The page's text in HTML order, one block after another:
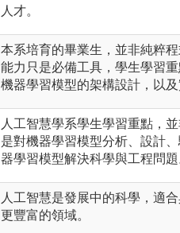
人才。
本系培育的畢業生，並非純粹
能力只是必備工具，學生學習
機器學習模型的架構設計，以及
人工智慧學系學生學習重點，
是對機器學習模型分析、設計
器學習模型解決科學與工程問題
人工智慧是發展中的科學，適
更豐富的領域。